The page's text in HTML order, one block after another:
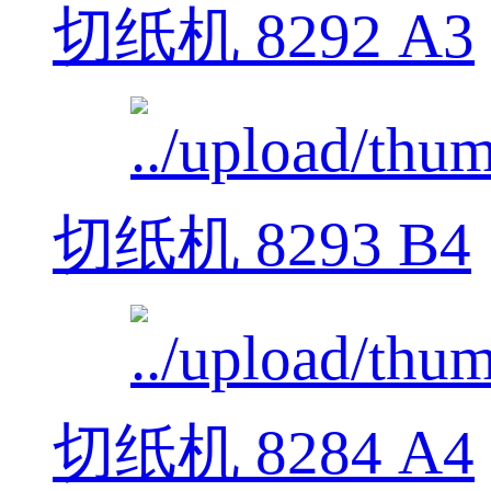
切纸机 8292 A3
切纸机 8293 B4
切纸机 8284 A4